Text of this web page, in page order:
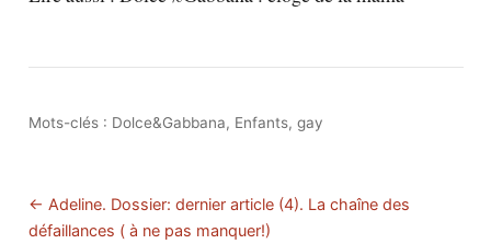
Mots-clés : Dolce&Gabbana, Enfants, gay
← Adeline. Dossier: dernier article (4). La chaîne des
défaillances ( à ne pas manquer!)